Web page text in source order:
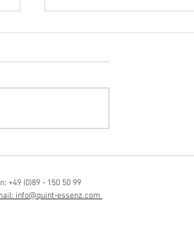
+49 (0)89 - 150 50 99
info@quint-essenz.com